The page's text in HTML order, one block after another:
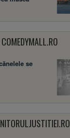
COMEDYMALL.RO
se